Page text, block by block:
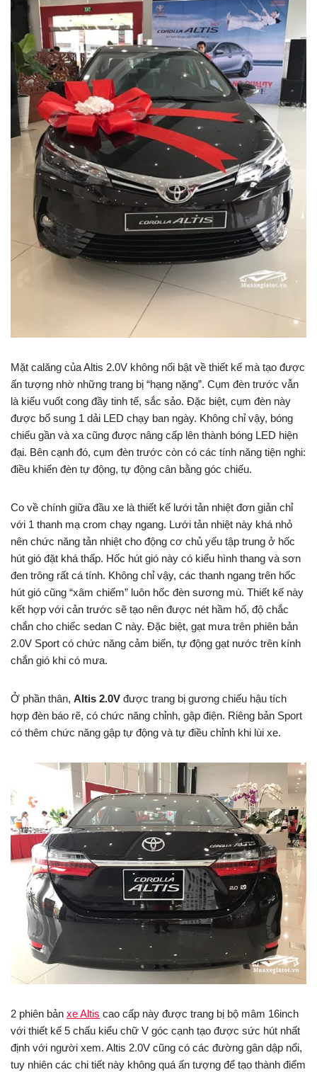
Mặt calăng của Altis 2.0V không nổi bật về thiết kế mà tạo được
ấn tượng nhờ những trang bị “hạng nặng”. Cụm đèn trước vẫn
là kiểu vuốt cong đầy tinh tế, sắc sảo. Đặc biệt, cụm đèn này
được bổ sung 1 dải LED chạy ban ngày. Không chỉ vậy, bóng
chiếu gần và xa cũng được nâng cấp lên thành bóng LED hiện
đại. Bên cạnh đó, cụm đèn trước còn có các tính năng tiện nghi:
điều khiển đèn tự động, tự động cân bằng góc chiếu.
Co về chính giữa đầu xe là thiết kế lưới tản nhiệt đơn giản chỉ
với 1 thanh mạ crom chạy ngang. Lưới tản nhiệt này khá nhỏ
nên chức năng tản nhiệt cho động cơ chủ yếu tập trung ở hốc
hút gió đặt khá thấp. Hốc hút gió này có kiểu hình thang và sơn
đen trông rất cá tính. Không chỉ vậy, các thanh ngang trên hốc
hút gió cũng “xâm chiếm” luôn hốc đèn sương mù. Thiết kế này
kết hợp với cản trước sẽ tạo nên được nét hầm hố, độ chắc
chắn cho chiếc sedan C này. Đặc biệt, gạt mưa trên phiên bản
2.0V Sport có chức năng cảm biến, tự động gạt nước trên kính
chắn gió khi có mưa.
Ở phần thân, Altis 2.0V được trang bị gương chiếu hậu tích
hợp đèn báo rẽ, có chức năng chỉnh, gập điện. Riêng bản Sport
có thêm chức năng gập tự động và tự điều chỉnh khi lùi xe.
2 phiên bản xe Altis cao cấp này được trang bị bộ mâm 16inch
với thiết kế 5 chấu kiểu chữ V góc cạnh tạo được sức hút nhất
định với người xem. Altis 2.0V cũng có các đường gân dập nổi,
tuy nhiên các chi tiết này không quá ấn tượng để tạo thành điểm